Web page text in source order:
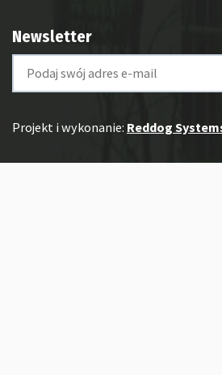
Newsletter
Projekt i wykonanie: Reddog